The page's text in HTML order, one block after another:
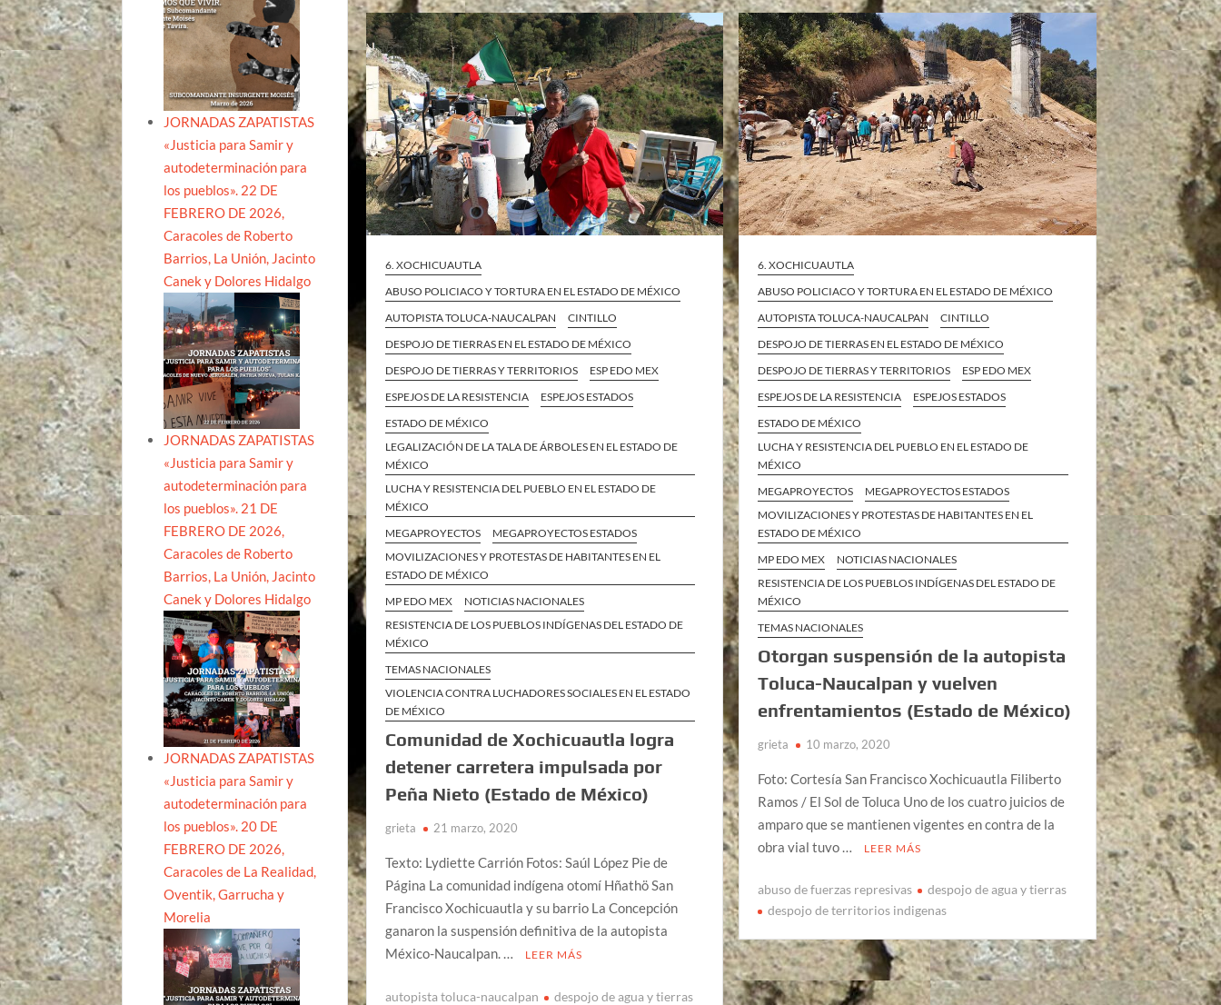
6. XOCHICUAUTLA
ABUSO POLICIACO Y TORTURA EN EL ESTADO DE MÉXICO
AUTOPISTA TOLUCA-NAUCALPAN
CINTILLO
DESPOJO DE TIERRAS EN EL ESTADO DE MÉXICO
DESPOJO DE TIERRAS Y TERRITORIOS
ESP EDO MEX
ESPEJOS DE LA RESISTENCIA
ESPEJOS ESTADOS
ESTADO DE MÉXICO
LEGALIZACIÓN DE LA TALA DE ÁRBOLES EN EL ESTADO DE
MÉXICO
LUCHA Y RESISTENCIA DEL PUEBLO EN EL ESTADO DE
MÉXICO
MEGAPROYECTOS
MEGAPROYECTOS ESTADOS
MOVILIZACIONES Y PROTESTAS DE HABITANTES EN EL
ESTADO DE MÉXICO
MP EDO MEX
NOTICIAS NACIONALES
RESISTENCIA DE LOS PUEBLOS INDÍGENAS DEL ESTADO DE
MÉXICO
TEMAS NACIONALES
VIOLENCIA CONTRA LUCHADORES SOCIALES EN EL ESTADO
DE MÉXICO
Comunidad de Xochicuautla logra
detener carretera impulsada por
Peña Nieto (Estado de México)
grieta 21 marzo, 2020
Texto: Lydiette Carrión Fotos: Saúl López Pie de
Página La comunidad indígena otomí Hñathö San
Francisco Xochicuautla y su barrio La Concepción
ganaron la suspensión definitiva de la autopista
México-Naucalpan. …
LEER MÁS
autopista toluca-naucalpan
despojo de agua y tierras
6. XOCHICUAUTLA
ABUSO POLICIACO Y TORTURA EN EL ESTADO DE MÉXICO
AUTOPISTA TOLUCA-NAUCALPAN
CINTILLO
DESPOJO DE TIERRAS EN EL ESTADO DE MÉXICO
DESPOJO DE TIERRAS Y TERRITORIOS
ESP EDO MEX
ESPEJOS DE LA RESISTENCIA
ESPEJOS ESTADOS
ESTADO DE MÉXICO
LUCHA Y RESISTENCIA DEL PUEBLO EN EL ESTADO DE
MÉXICO
MEGAPROYECTOS
MEGAPROYECTOS ESTADOS
MOVILIZACIONES Y PROTESTAS DE HABITANTES EN EL
ESTADO DE MÉXICO
MP EDO MEX
NOTICIAS NACIONALES
RESISTENCIA DE LOS PUEBLOS INDÍGENAS DEL ESTADO DE
MÉXICO
TEMAS NACIONALES
Otorgan suspensión de la autopista
Toluca-Naucalpan y vuelven
enfrentamientos (Estado de México)
grieta 10 marzo, 2020
Foto: Cortesía San Francisco Xochicuautla Filiberto
Ramos / El Sol de Toluca Uno de los cuatro juicios de
amparo que se mantienen vigentes en contra de la
obra vial tuvo …
LEER MÁS
abuso de fuerzas represivas
despojo de agua y tierras
despojo de territorios indigenas
JORNADAS ZAPATISTAS
«Justicia para Samir y
autodeterminación para
los pueblos». 22 DE
FEBRERO DE 2026,
Caracoles de Roberto
Barrios, La Unión, Jacinto
Canek y Dolores Hidalgo
JORNADAS ZAPATISTAS
«Justicia para Samir y
autodeterminación para
los pueblos». 21 DE
FEBRERO DE 2026,
Caracoles de Roberto
Barrios, La Unión, Jacinto
Canek y Dolores Hidalgo
JORNADAS ZAPATISTAS
«Justicia para Samir y
autodeterminación para
los pueblos». 20 DE
FEBRERO DE 2026,
Caracoles de La Realidad,
Oventik, Garrucha y
Morelia